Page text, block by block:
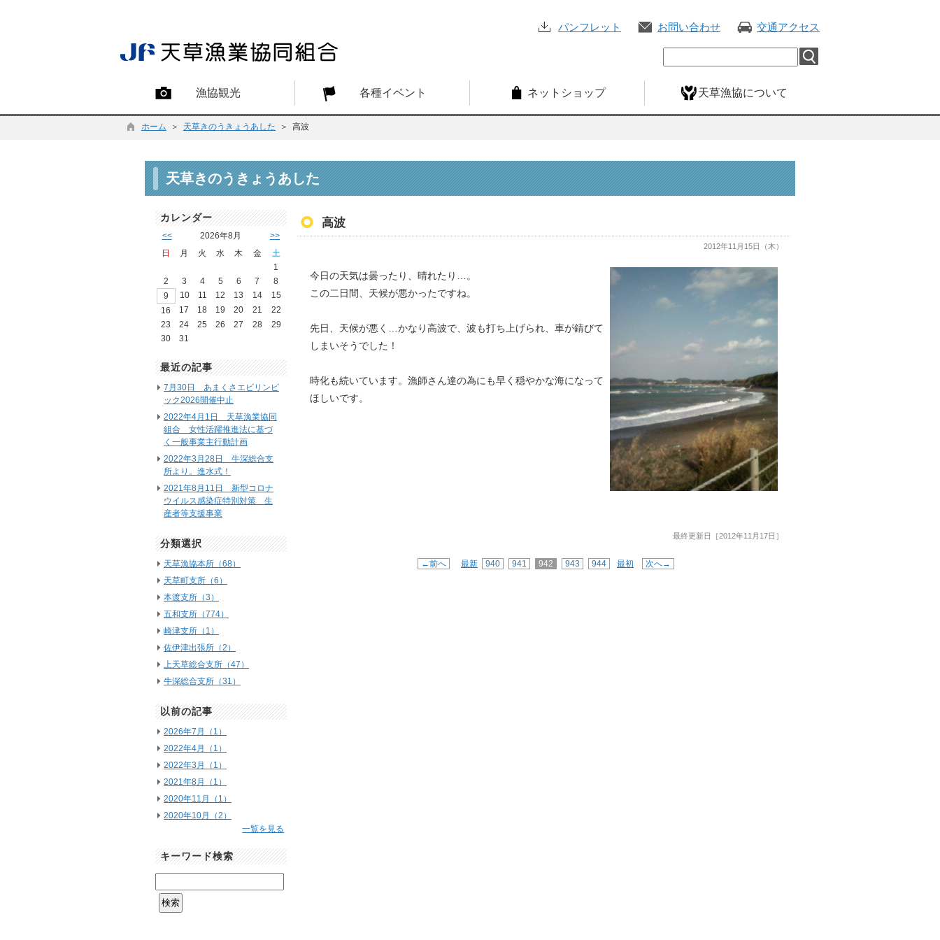
パンフレット お問い合わせ 交通アクセス
漁協観光 各種イベント ネットショップ 天草漁協について
ホーム ＞ 天草きのうきょうあした ＞ 高波
天草きのうきょうあした
カレンダー
<< 2026年8月 >>
日 月 火 水 木 金
土
1
2
3 4 5 6 7
8
9
10 11 12 13 14
15
16
17 18 19 20 21
22
23
24 25 26 27 28
29
30
31
最近の記事
7月30日 あまくさエビリンピ
ック2026開催中止
2022年4月1日 天草漁業協同
組合 女性活躍推進法に基づ
く一般事業主行動計画
2022年3月28日 牛深総合支
所より。進水式！
2021年8月11日 新型コロナ
ウイルス感染症特別対策 生
産者等支援事業
分類選択
天草漁協本所（68）
天草町支所（6）
本渡支所（3）
五和支所（774）
崎津支所（1）
佐伊津出張所（2）
上天草総合支所（47）
牛深総合支所（31）
以前の記事
2026年7月（1）
2022年4月（1）
2022年3月（1）
2021年8月（1）
2020年11月（1）
2020年10月（2）
一覧を見る
キーワード検索
高波
2012年11月15日（木）
今日の天気は曇ったり、晴れたり…。
この二日間、天候が悪かったですね。
先日、天候が悪く…かなり高波で、波も打ち上げられ、車が錆びて
しまいそうでした！
時化も続いています。漁師さん達の為にも早く穏やかな海になって
ほしいです。
最終更新日［2012年11月17日］
←前へ 最新 940 941 942 943 944 最初 次へ→